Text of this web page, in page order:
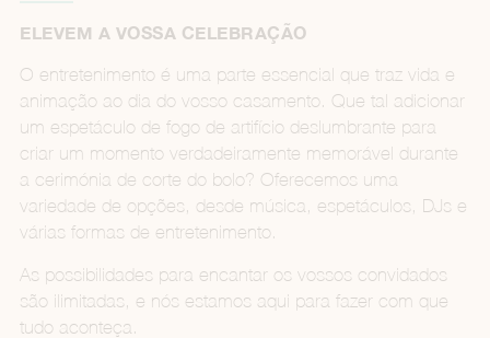
ELEVEM A VOSSA CELEBRAÇÃO
O entretenimento é uma parte essencial que traz vida e
animação ao dia do vosso casamento. Que tal adicionar
um espetáculo de fogo de artifício deslumbrante para
criar um momento verdadeiramente memorável durante
a cerimónia de corte do bolo? Oferecemos uma
variedade de opções, desde música, espetáculos, DJs e
várias formas de entretenimento.
As possibilidades para encantar os vossos convidados
são ilimitadas, e nós estamos aqui para fazer com que
tudo aconteça.